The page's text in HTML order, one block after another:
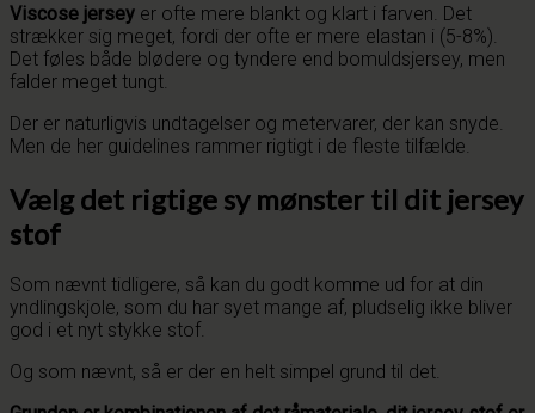
Viscose jersey er ofte mere blankt og klart i farven. Det
strækker sig meget, fordi der ofte er mere elastan i (5-8%).
Det føles både blødere og tyndere end bomuldsjersey, men
falder meget tungt.
Der er naturligvis undtagelser og metervarer, der kan snyde.
Men de her guidelines rammer rigtigt i de fleste tilfælde.
Vælg det rigtige sy mønster til dit jersey
stof
Som nævnt tidligere, så kan du godt komme ud for at din
yndlingskjole, som du har syet mange af, pludselig ikke bliver
god i et nyt stykke stof.
Og som nævnt, så er der en helt simpel grund til det.